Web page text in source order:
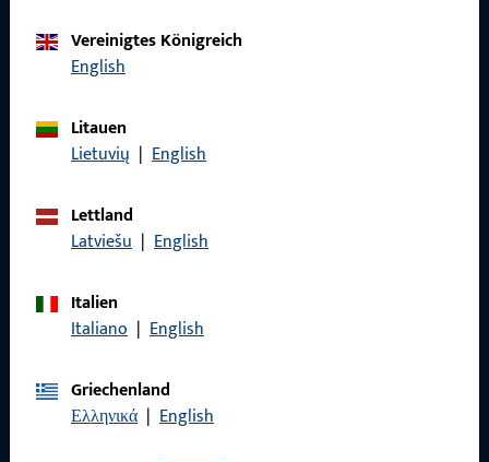
Kontaktieren Sie uns
Vereinigtes Königreich
English
Litauen
Lietuvių | English
Lettland
Latviešu | English
Italien
Italiano | English
Griechenland
Ελληνικά | English
Allgemeines
Datenschutz